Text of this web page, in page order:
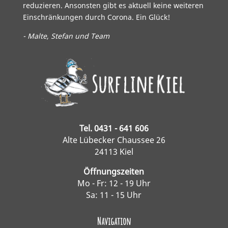
reduzieren. Ansonsten gibt es aktuell keine weiteren
Einschränkungen durch Corona. Ein Glück!
- Malte, Stefan und Team
Tel. 0431 - 641 606
Alte Lübecker Chaussee 26
24113 Kiel
Öffnungszeiten
Mo - Fr: 12 - 19 Uhr
Sa: 11 - 15 Uhr
Navigation